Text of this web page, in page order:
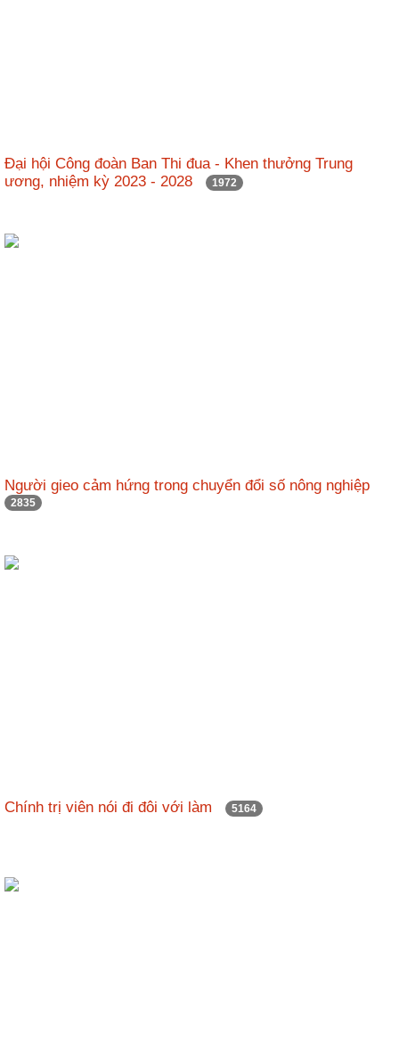
Đại hội Công đoàn Ban Thi đua - Khen thưởng Trung
ương, nhiệm kỳ 2023 - 2028
1972
Người gieo cảm hứng trong chuyển đổi số nông nghiệp
2835
Chính trị viên nói đi đôi với làm 5164